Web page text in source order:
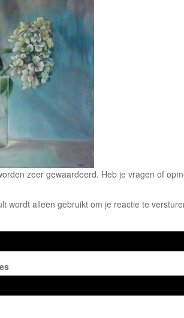
zeer gewaardeerd. Heb je vragen of
wordt alleen gebruikt om je reactie te